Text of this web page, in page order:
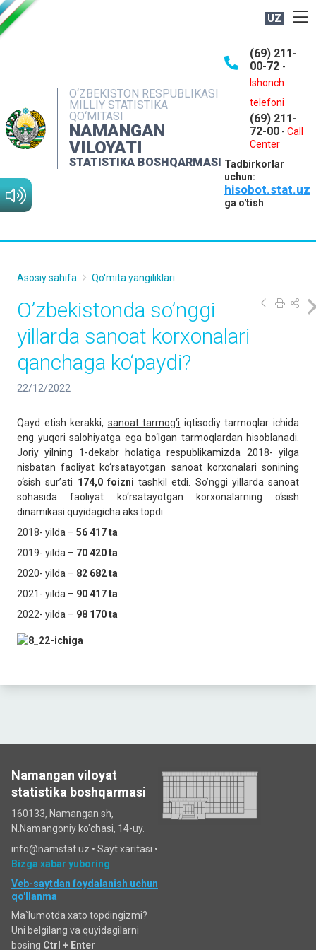
UZ
O‘ZBEKISTON RESPUBLIKASI
MILLIY STATISTIKA
QO‘MITASI
NAMANGAN
VILOYATI
STATISTIKA BOSHQARMASI
(69) 211-
00-72 -
Ishonch
telefoni
(69) 211-
72-00 - Call
Center
Tadbirkorlar
uchun:
hisobot.stat.uz
ga o'tish
NASHRLAR
INTERAKTIV XIZMATLAR
MATBUOT XIZMATI
MUROJAATLAR
Asosiy sahifa Qo'mita yangiliklari
O’zbekistonda so’nggi
yillarda sanoat korxonalari
qanchaga ko‘paydi?
22/12/2022
Qayd etish kerakki, sanoat tarmog‘i iqtisodiy tarmoqlar ichida
eng yuqori salohiyatga ega bo‘lgan tarmoqlardan hisoblanadi.
Joriy yilning 1-dekabr holatiga respublikamizda 2018- yilga
nisbatan faoliyat ko‘rsatayotgan sanoat korxonalari sonining
o‘sish sur’ati 174,0 foizni tashkil etdi. So’nggi yillarda sanoat
sohasida faoliyat ko‘rsatayotgan korxonalarning o‘sish
dinamikasi quyidagicha aks topdi:
2018- yilda – 56 417ta
2019- yilda – 70 420ta
2020- yilda – 82 682ta
2021- yilda – 90417 ta
2022- yilda – 98 170 ta
Namangan viloyat
statistika boshqarmasi
160133, Namangan sh,
N.Namangoniy ko'chasi, 14-uy.
info@namstat.uz • Sayt xaritasi •
Bizga xabar yuboring
Veb-saytdan foydalanish uchun
qo'llanma
Ma`lumotda xato topdingizmi?
Uni belgilang va quyidagilarni
bosing Ctrl + Enter